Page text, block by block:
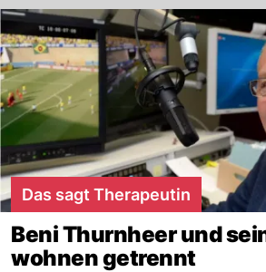
Das sagt Therapeutin
Beni Thurnheer und
wohnen getrennt